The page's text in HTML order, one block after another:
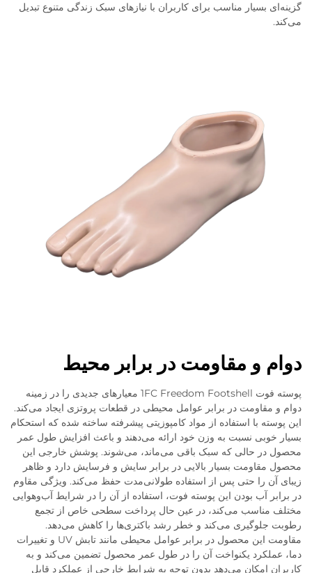
گزینه‌ای بسیار مناسب برای کاربران با نیازهای سبک زندگی متنوع تبدیل
می‌کند.
دوام و مقاومت در برابر محیط
پوسته فوت 1FC Freedom Footshell معیارهای جدیدی را در زمینه
دوام و مقاومت در برابر عوامل محیطی در قطعات پروتزی ایجاد می‌کند.
این پوسته با استفاده از مواد کامپوزیتی پیشرفته ساخته شده که استحکام
بسیار خوبی نسبت به وزن خود ارائه می‌دهند و باعث افزایش طول عمر
محصول در حالی که سبک باقی می‌ماند، می‌شوند. پوشش خارجی این
محصول مقاومت بسیار بالایی در برابر سایش و فرسایش دارد و ظاهر
زیبای آن را حتی پس از استفاده طولانی‌مدت حفظ می‌کند. ویژگی مقاوم
در برابر آب بودن این پوسته فوت، استفاده از آن را در شرایط آب‌وهوایی
مختلف مناسب می‌کند، در عین حال پرداخت سطحی خاص از تجمع
رطوبت جلوگیری می‌کند و خطر رشد باکتری‌ها را کاهش می‌دهد.
مقاومت این محصول در برابر عوامل محیطی مانند تابش UV و تغییرات
دما، عملکرد یکنواخت آن را در طول عمر محصول تضمین می‌کند و به
کاربران امکان می‌دهد بدون توجه به شرایط خارجی از عملکرد قابل